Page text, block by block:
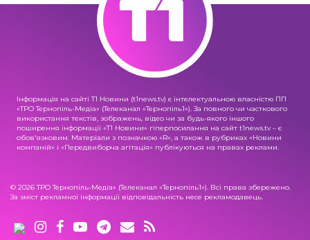
Інформація на сайті Т1 Новини (t1news.tv) є інтелектуальною власністю ПП
«ТРО Тернопіль-Медіа» (Телеканал «Тернопіль1»). За повного чи часткового
використання текстів, зображень, відео чи за будь-якого іншого
поширення інформації «Т1 Новини» гіперпосилання на сайт t1news.tv – є
обов'язковим. Матеріали з позначкою «R», а також в рубриках «Новини
компаній» і «Передвиборча агітація» публікуються на правах реклами.
© 2026 ТРО Тернопіль-Медіа» (Телеканал «Тернопіль1»). Всі права збережено.
За зміст рекламної інформації відповідальність несе рекламодавець.